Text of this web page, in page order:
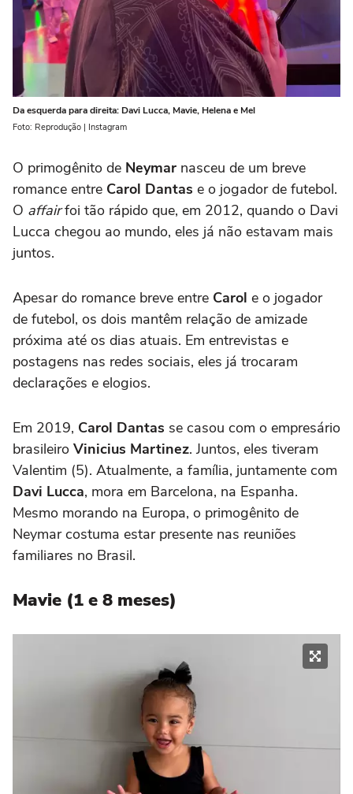
Da esquerda para direita: Davi Lucca, Mavie, Helena e Mel
Foto: Reprodução | Instagram
O primogênito de Neymar nasceu de um breve
romance entre Carol Dantas e o jogador de futebol.
O affairfoi tão rápido que, em 2012, quando o Davi
Lucca chegou ao mundo, eles já não estavam mais
juntos.
Apesar do romance breve entre Carol e o jogador
de futebol, os dois mantêm relação de amizade
próxima até os dias atuais. Em entrevistas e
postagens nas redes sociais, eles já trocaram
declarações e elogios.
Em 2019, Carol Dantas se casou com o empresário
brasileiro Vinicius Martinez. Juntos, eles tiveram
Valentim (5). Atualmente, a família, juntamente com
Davi Lucca, mora em Barcelona, na Espanha.
Mesmo morando na Europa, o primogênito de
Neymar costuma estar presente nas reuniões
familiares no Brasil.
Mavie (1 e 8 meses)